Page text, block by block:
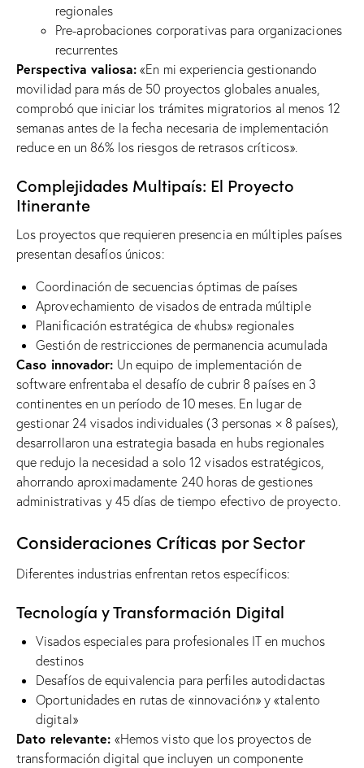
regionales
Pre-aprobaciones corporativas para organizaciones
recurrentes
Perspectiva valiosa: «En mi experiencia gestionando
movilidad para más de 50 proyectos globales anuales,
comprobó que iniciar los trámites migratorios al menos 12
semanas antes de la fecha necesaria de implementación
reduce en un 86% los riesgos de retrasos críticos».
Complejidades Multipaís: El Proyecto
Itinerante
Los proyectos que requieren presencia en múltiples países
presentan desafíos únicos:
Coordinación de secuencias óptimas de países
Aprovechamiento de visados ​​de entrada múltiple
Planificación estratégica de «hubs» regionales
Gestión de restricciones de permanencia acumulada
Caso innovador: Un equipo de implementación de
software enfrentaba el desafío de cubrir 8 países en 3
continentes en un período de 10 meses. En lugar de
gestionar 24 visados ​​individuales (3 personas × 8 países),
desarrollaron una estrategia basada en hubs regionales
que redujo la necesidad a solo 12 visados ​​estratégicos,
ahorrando aproximadamente 240 horas de gestiones
administrativas y 45 días de tiempo efectivo de proyecto.
Consideraciones Críticas por Sector
Diferentes industrias enfrentan retos específicos:
Tecnología y Transformación Digital
Visados ​​especiales para profesionales IT en muchos
destinos
Desafíos de equivalencia para perfiles autodidactas
Oportunidades en rutas de «innovación» y «talento
digital»
Dato relevante: «Hemos visto que los proyectos de
transformación digital que incluyen un componente